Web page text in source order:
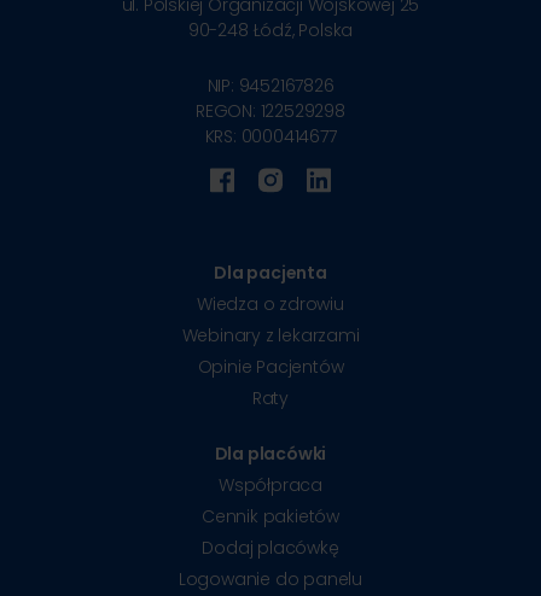
ul. Polskiej Organizacji Wojskowej 25
90-248 Łódź, Polska
NIP: 9452167826
REGON: 122529298
KRS: 0000414677
Dla pacjenta
Wiedza o zdrowiu
Webinary z lekarzami
Opinie Pacjentów
Raty
Dla placówki
Współpraca
Cennik pakietów
Dodaj placówkę
Logowanie do panelu